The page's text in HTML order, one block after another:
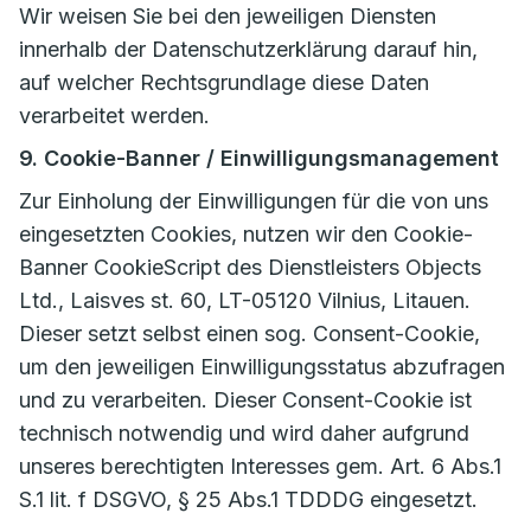
Wir weisen Sie bei den jeweiligen Diensten
innerhalb der Datenschutzerklärung darauf hin,
auf welcher Rechtsgrundlage diese Daten
verarbeitet werden.
9. Cookie-Banner / Einwilligungsmanagement
Zur Einholung der Einwilligungen für die von uns
eingesetzten Cookies, nutzen wir den Cookie-
Banner CookieScript des Dienstleisters Objects
Ltd., Laisves st. 60, LT-05120 Vilnius, Litauen.
Dieser setzt selbst einen sog. Consent-Cookie,
um den jeweiligen Einwilligungsstatus abzufragen
und zu verarbeiten. Dieser Consent-Cookie ist
technisch notwendig und wird daher aufgrund
unseres berechtigten Interesses gem. Art. 6 Abs.1
S.1 lit. f DSGVO, § 25 Abs.1 TDDDG eingesetzt.